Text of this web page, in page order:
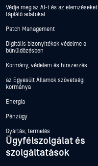
Védje meg az AI-t és az elemzéseket
tápláló adatokat
Patch Management
Digitális bizonyítékok védelme a
bűnüldözésben
Kormány, védelem és hírszerzés
az Egyesült Államok szövetségi
kormánya
Energia
Pénzügy
Gyártás, termelés
Ügyfélszolgálat és
szolgáltatások